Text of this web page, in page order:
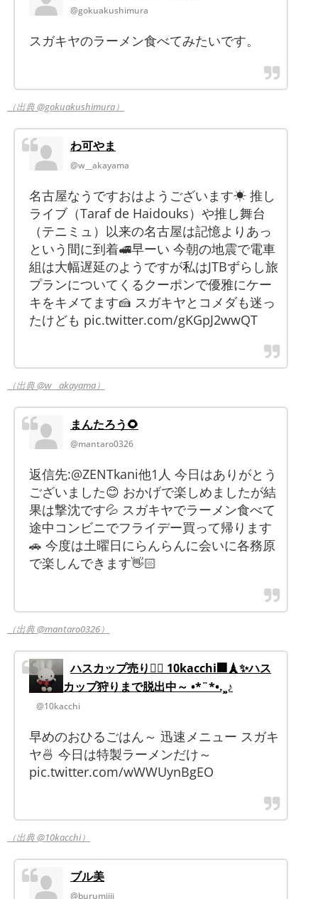
@gokuakushimura
スガキヤのラーメン食べてみたいです。
（出典 @gokuakushimura）
わ可やま
@w__akayama
名古屋なうですおはようございます☀ 推し
ライブ（Taraf de Haidouks）や推し舞台
（テニミュ）以来の名古屋は記憶よりあっ
という間に到着🚅早ーい 今朝の地震で電車
組は大幅遅延のようですが私はJTBずらし旅
プランについてくるクーポンで優雅にケー
キをキメてます🍰 スガキヤとコメダも迷っ
たけども pic.twitter.com/gKGpJ2wwQT
（出典 @w__akayama）
まんたろう🌻
@mantaro0326
返信先:@ZENTkani他1人 今日はありがとう
ございました😊 おかげで楽しめましたが結
果は撃沈です💦 スガキヤでラーメン食べて
途中コンビニでフライデー買って帰ります
🚗 今度は土曜日にらんらんに会いに各務原
で楽しんできます👋🏻
（出典 @mantaro0326）
ハスカップ売り🧙‍♀️ 10kacchi🏢🗼✨ハス
カップ狩りまで脱出中～ •*¨*•.¸¸♪
@10kacchi
早めのおひるごはん～ 迅速メニュー スガキ
ヤ🍜 今日は特製ラーメンだけ～
pic.twitter.com/wWWUynBgEO
（出典 @10kacchi）
ブル美
@burumiiii